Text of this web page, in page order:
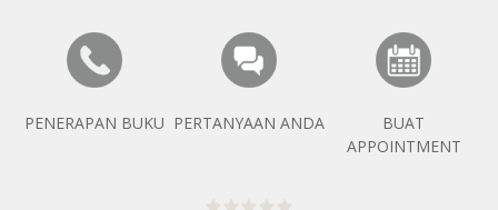
PENERAPAN BUKU PERTANYAAN ANDA
BUAT
APPOINTMENT